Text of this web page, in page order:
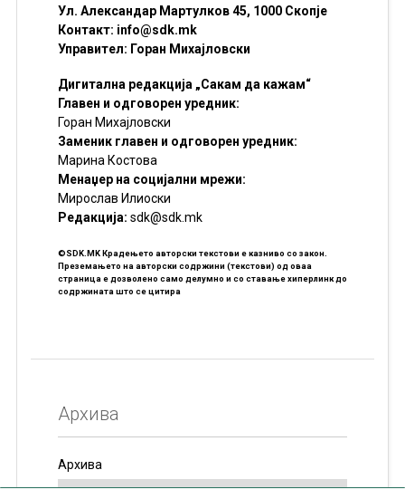
Ул. Александар Мартулков 45, 1000 Скопје
Контакт: info@sdk.mk
Управител: Горан Михајловски
Дигитална редакција „Сакам да кажам“
Главен и одговорен уредник:
Горан Михајловски
Заменик главен и одговорен уредник:
Марина Костова
Менаџер на социјални мрежи:
Мирослав Илиоски
Редакцијa: sdk@sdk.mk
©SDK.MK Крадењето авторски текстови е казниво со закон.
Преземањето на авторски содржини (текстови) од оваа
страница е дозволено само делумно и со ставање хиперлинк до
содржината што се цитира
Архива
Архива